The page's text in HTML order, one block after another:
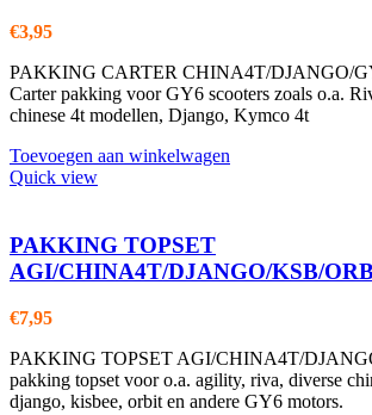
€3,95
PAKKING CARTER CHINA4T/DJANGO/
Carter pakking voor GY6 scooters zoals o.a.
chinese 4t modellen, Django, Kymco 4t
Toevoegen aan winkelwagen
Quick view
PAKKING TOPSET
AGI/CHINA4T/DJANGO/KSB/
€7,95
PAKKING TOPSET AGI/CHINA4T/
pakking topset voor o.a. agility, riva, diverse
django, kisbee, orbit en andere GY6 motors.